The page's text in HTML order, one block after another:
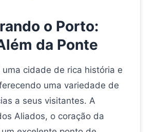
o Porto:
da Ponte
uma cidade de rica história e
uma variedade de
a seus visitantes. A
Aliados, o coração da